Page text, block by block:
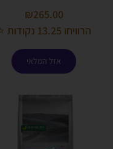
₪265.00
הרוויחו 13.25 נקודות ⭐
אזל המלאי